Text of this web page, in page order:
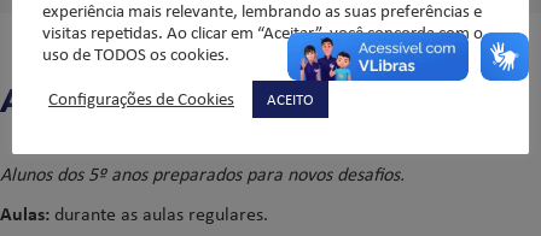
AVALIAÇÃO INTEGRADA
Alunos dos 5º anos preparados para novos desafios.
Aulas: durante as aulas regulares.
experiência mais relevante, lembrando as suas preferências e
visitas repetidas. Ao clicar em “Aceitar”, você concorda com o
uso de TODOS os cookies.
Configurações de Cookies
ACEITO